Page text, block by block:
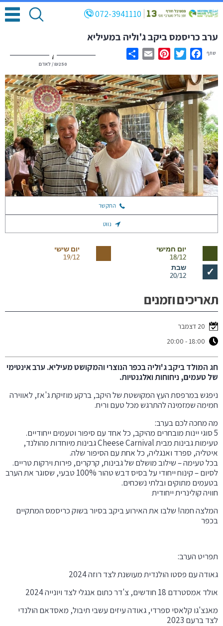
072-3941110
ערב כריסמס ביקב ג'וליה במעיליא
שתף i
₪250/ לאדם
התקשר
נווט
יום חמישי
18/12
יום שישי
19/12
✓
שבת
20/12
תאריכים וזמנים
חג המולד ביקב ג'וליה בכפר הנוצרי והמקושט מעיליא. ערב אינטימי
של טעמים, ניחוחות ואלגנטיות.
ניפגש במרפסת העץ המקושטת של היקב, ברקע מוזיקת ג'אז, לאווירה
חמימה שמזמינה להתרגש מכל טעם וריח.
מה מחכה לכם בערב:
5 סוגי יינות מובחרים מהיקב, כל אחד עם סיפור וטעמים ייחודיים.
טעימות גבינות מבית Cheese Carnival גבינות מיוחדות מהולנד,
איטליה, ספרד ואנגליה, כל אחת עם הסיפור שלה.
בכל טעימה – שילוב מושלם של גבינות, קרקרים, פירות וירקות טריים.
לסיום – קינוח ייחודי על בסיס דבש טהור 100% טבעי, שסוגר את הערב
בטעמים מתוקים ובלתי נשכחים.
חוויה קולינרית ייחודית
המלצה חמה! שלבו את האירוע ביקב בסיור בשוק כריסמס המתקיים
בכפר
תפריט הערב:
גאודה עם פסטו הולנדית מעושנת לצד רוזה 2024
אולד אמסטרדם 18 חודשים, צ'דר כתום אנגלי לצד ויונייה 2024
מאנצ'גו קלאסי ספרדי, גאודה עיזים עשבי תיבול, מאסדאם הולנדי
לצד ברעם 2023